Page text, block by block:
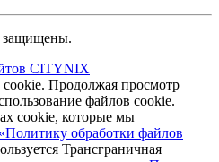
защищены.
CITYNIX
cookie. Продолжая просмотр
файлов cookie.
cookie, которые мы
«Политику обработки файлов
Трансграничная